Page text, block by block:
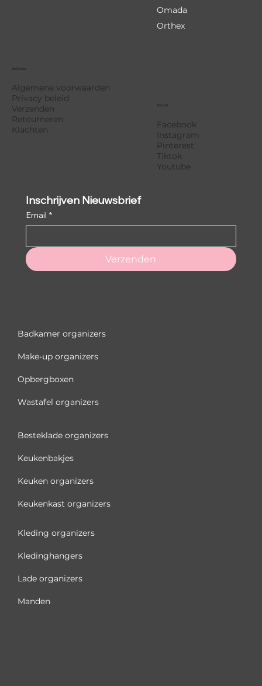
Omada
Orthex
Policies
Algemene voorwaarden
Privacy beleid
Verzenden
Retourneren
Klachten
Facebook
Instagram
Pinterest
Tiktok
Youtube
Social
Inschrijven Nieuwsbrief
Email *
Verzenden
Besteklade organizers
Keukenbakjes
Keuken organizers
Keukenkast organizers
Badkamer organizers
Make-up organizers
Opbergboxen
Wastafel organizers
Kleding organizers
Kledinghangers
Lade organizers
Manden